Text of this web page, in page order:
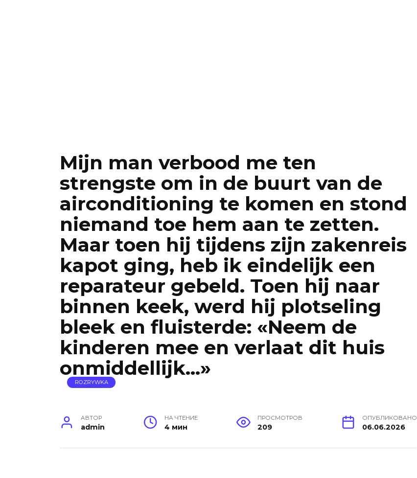
Mijn man verbood me ten
strengste om in de buurt van de
airconditioning te komen en stond
niemand toe hem aan te zetten.
Maar toen hij tijdens zijn zakenreis
kapot ging, heb ik eindelijk een
reparateur gebeld. Toen hij naar
binnen keek, werd hij plotseling
bleek en fluisterde: «Neem de
kinderen mee en verlaat dit huis
onmiddellijk…»
ROZRYWKA
АВТОР
admin
НА ЧТЕНИЕ
4 мин
ПРОСМОТРОВ
209
ОПУБЛИКОВАНО
06.06.2026